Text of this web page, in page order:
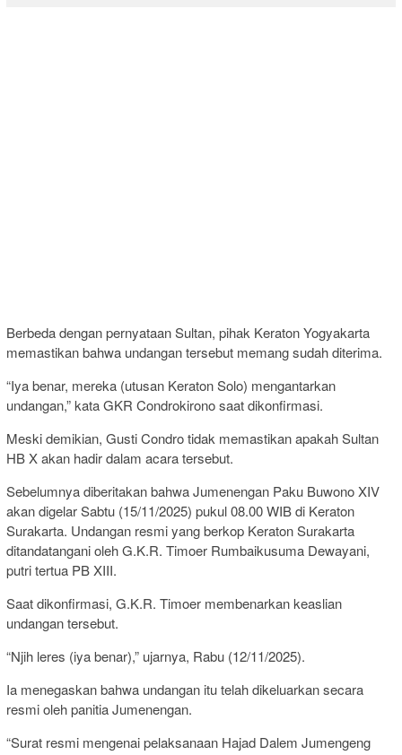
Berbeda dengan pernyataan Sultan, pihak Keraton Yogyakarta
memastikan bahwa undangan tersebut memang sudah diterima.
“Iya benar, mereka (utusan Keraton Solo) mengantarkan
undangan,” kata GKR Condrokirono saat dikonfirmasi.
Meski demikian, Gusti Condro tidak memastikan apakah Sultan
HB X akan hadir dalam acara tersebut.
Sebelumnya diberitakan bahwa Jumenengan Paku Buwono XIV
akan digelar Sabtu (15/11/2025) pukul 08.00 WIB di Keraton
Surakarta. Undangan resmi yang berkop Keraton Surakarta
ditandatangani oleh G.K.R. Timoer Rumbaikusuma Dewayani,
putri tertua PB XIII.
Saat dikonfirmasi, G.K.R. Timoer membenarkan keaslian
undangan tersebut.
“Njih leres (iya benar),” ujarnya, Rabu (12/11/2025).
Ia menegaskan bahwa undangan itu telah dikeluarkan secara
resmi oleh panitia Jumenengan.
“Surat resmi mengenai pelaksanaan Hajad Dalem Jumengeng